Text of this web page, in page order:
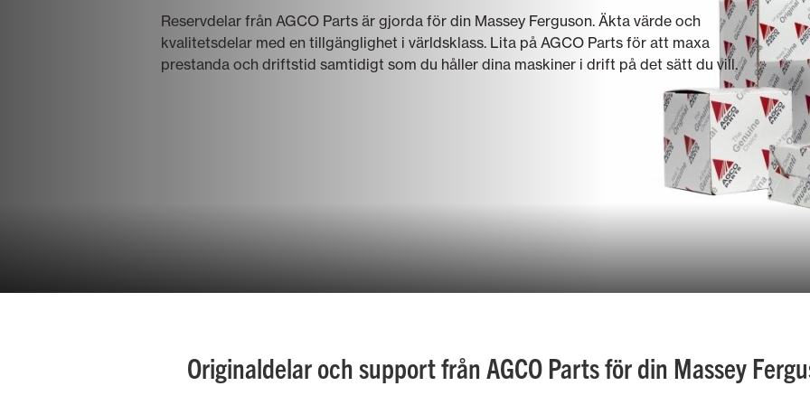
Markskötsel
Reservdelar från AGCO Parts är gjorda för din Massey Ferguson. Äkta värde och
kvalitetsdelar med en tillgänglighet i världsklass. Lita på AGCO Parts för att maxa
prestanda och driftstid samtidigt som du håller dina maskiner i drift på det sätt du vill.
Originaldelar och support från AGCO Parts för din Massey